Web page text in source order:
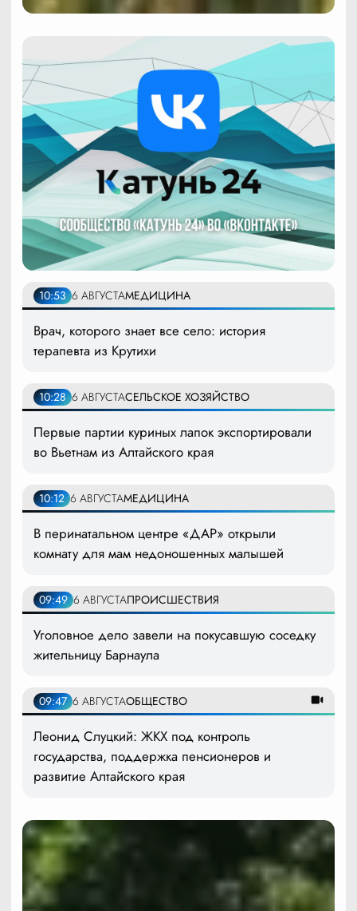
10:53 6 АВГУСТАМЕДИЦИНА
Врач, которого знает все село: история
терапевта из Крутихи
10:28 6 АВГУСТАСЕЛЬСКОЕ ХОЗЯЙСТВО
Первые партии куриных лапок экспортировали
во Вьетнам из Алтайского края
10:12 6 АВГУСТАМЕДИЦИНА
В перинатальном центре «ДАР» открыли
комнату для мам недоношенных малышей
09:49 6 АВГУСТАПРОИСШЕСТВИЯ
Уголовное дело завели на покусавшую соседку
жительницу Барнаула
09:47 6 АВГУСТАОБЩЕСТВО
Леонид Слуцкий: ЖКХ под контроль
государства, поддержка пенсионеров и
развитие Алтайского края